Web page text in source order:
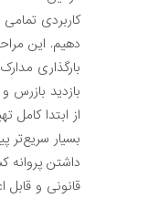
کاربردی تمامی
دهیم. این
بارگذاری
بازدید بازرس
از ابتدا کامل
بسیار
داشتن
قانونی و قابل